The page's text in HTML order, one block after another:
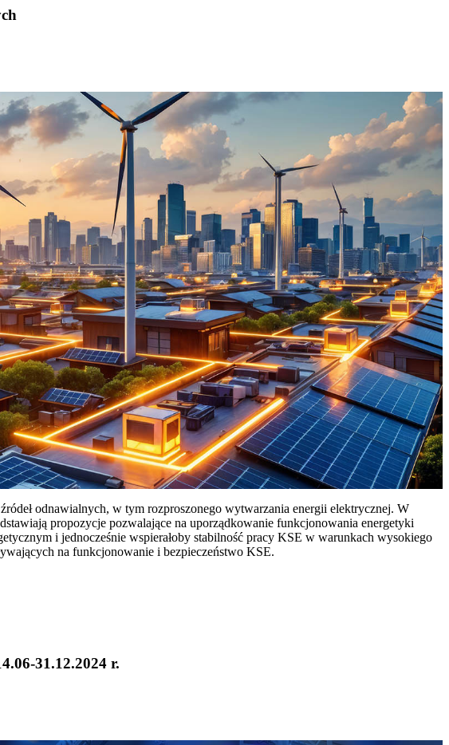
odnawialnych, w tym rozproszonego wytwarzania energii elektrycznej. W
propozycje pozwalające na uporządkowanie funkcjonowania energetyki
i jednocześnie wspierałoby stabilność pracy KSE w warunkach wysokiego
na funkcjonowanie i bezpieczeństwo KSE.
31.12.2024 r.